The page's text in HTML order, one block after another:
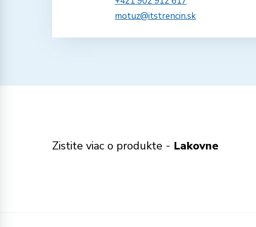
motuz@itstrencin.sk
Zistite viac o produkte - Lakovne